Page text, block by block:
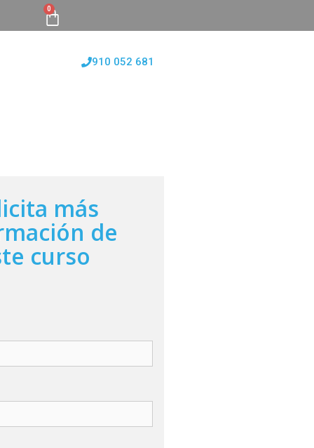
0
910 052 681
más
de
curso